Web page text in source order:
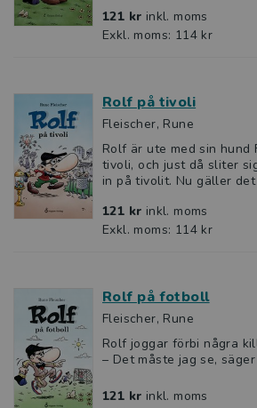
121 kr inkl. moms
Exkl. moms: 114 kr
Rolf på tivoli
Fleischer, Rune
Rolf är ute med sin hund
tivoli, och just då sliter
in på tivolit. Nu gäller
121 kr inkl. moms
Exkl. moms: 114 kr
Rolf på fotboll
Fleischer, Rune
Rolf joggar förbi några
– Det måste jag se,
121 kr inkl. moms